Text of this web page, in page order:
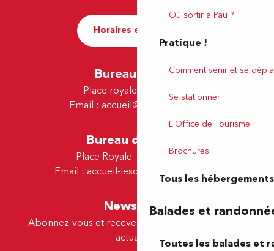
Où sortir à Pau ?
Pratique !
Comment venir et se
Se stationner
L'Office de Tourisme
Brochures
Tous les hébergements
Balades et
Toutes les balades et
Horaires et contact
Bureau de Pau
Place royale - 64000 Pau
Email : accueil@tourismepau.fr
Bureau de Lescar
Place Royale - 64230 Lescar
Email : accueil-lescar@tourismepau.fr
Newsletter
Abonnez-vous et recevez par e-mail nos offres et
actualités.